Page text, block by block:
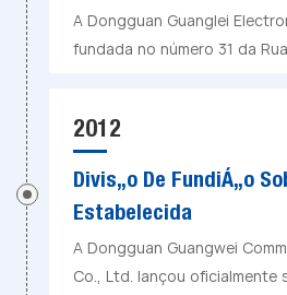
A Dongguan Guanglei
fundada no número 31 da
precisão e fundição sob
2012
Divisão De Fundição
Estabelecida
A Dongguan Guangwei
Co., Ltd. lançou oficialmente